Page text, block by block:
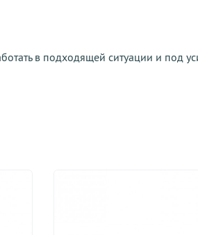
в подходящей ситуации и под